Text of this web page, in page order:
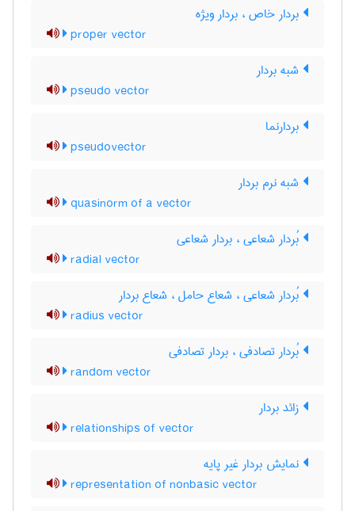
بردار خاص ، بردار ویژه
proper vector
شبه بردار
pseudo vector
بردارنما
pseudovector
شبه نرم بردار
quasinorm of a vector
بُردار شعاعی ، بردار شعاعی
radial vector
بُردار شعاعی ، شعاع حامل ، شعاع بردار
radius vector
بُردار تصادفی ، بردار تصادفی
random vector
زائد بردار
relationships of vector
نمایش بردار غیر پایه
representation of nonbasic vector